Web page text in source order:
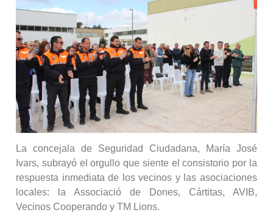
La concejala de Seguridad Ciudadana, María José
Ivars, subrayó el orgullo que siente el consistorio por la
respuesta inmediata de los vecinos y las asociaciones
locales: la Associació de Dones, Cártitas, AVIB,
Vecinos Cooperando y TM Lions.